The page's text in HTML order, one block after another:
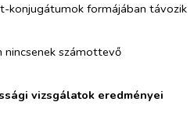
konjugátumok formájában távozik
számottevő
vizsgálatok eredményei